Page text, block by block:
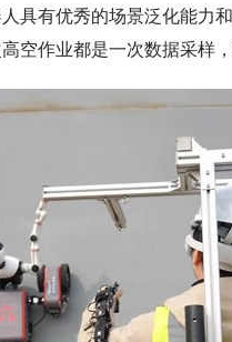
具有优秀的场景泛化能力
空作业都是一次数据采样